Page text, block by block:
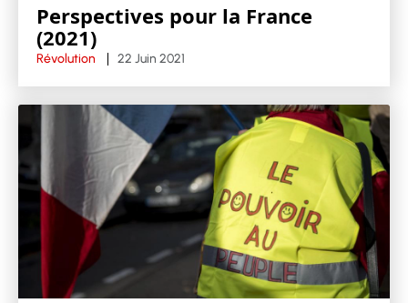
Perspectives pour la France
(2021)
Révolution 22 Juin 2021